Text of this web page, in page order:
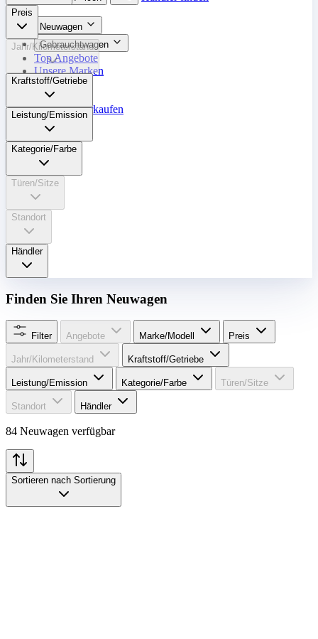
Neuwagen
Gebrauchtwagen
Top Angebote
Unsere Marken
Werkstatt
Fahrzeug verkaufen
Mehr
Preis
Jahr/Kilometerstand
Kraftstoff/Getriebe
Leistung/Emission
Kategorie/Farbe
Türen/Sitze
Standort
Händler
Finden Sie Ihren Neuwagen
Filter Angebote Marke/Modell Preis
Jahr/Kilometerstand Kraftstoff/Getriebe
Leistung/Emission Kategorie/Farbe Türen/Sitze
Standort Händler
84 Neuwagen verfügbar
Sortieren nach Sortierung